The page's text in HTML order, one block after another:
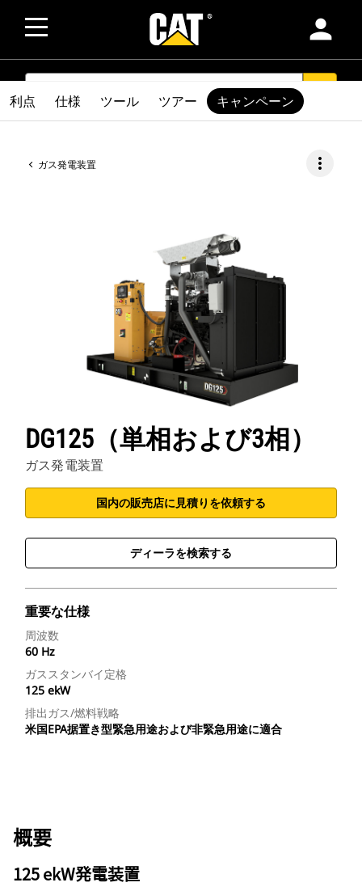
person
SEARCH
ガス発電装置 more_vert
DG125（単相および3相）
ガス発電装置
国内の販売店に見積りを依頼する
ディーラを検索する
重要な仕様
周波数
60 Hz
ガススタンバイ定格
125 ekW
排出ガス/燃料戦略
米国EPA据置き型緊急用途および非緊急用途に適合
利点 仕様 ツール ツアー キャンペーン
概要
125 ekW発電装置